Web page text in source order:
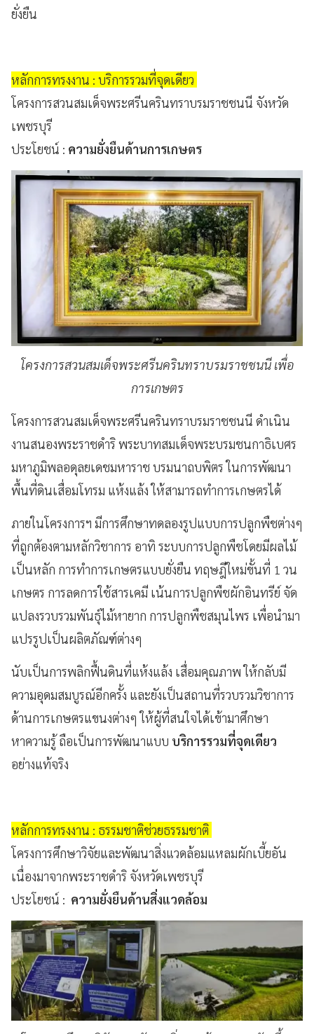
ยั่งยืน
หลักการทรงงาน : บริการรวมที่จุดเดียว
โครงการสวนสมเด็จพระศรีนครินทราบรมราชชนนี จังหวัด
เพชรบุรี
ประโยชน์ : ความยั่งยืนด้านการเกษตร
โครงการสวนสมเด็จพระศรีนครินทราบรมราชชนนี เพื่อ
การเกษตร
โครงการสวนสมเด็จพระศรีนครินทราบรมราชชนนี ดำเนิน
งานสนองพระราชดำริ พระบาทสมเด็จพระบรมชนกาธิเบศร
มหาภูมิพลอดุลยเดชมหาราช บรมนาถบพิตร ในการพัฒนา
พื้นที่ดินเสื่อมโทรม แห้งแล้ง ให้สามารถทำการเกษตรได้
ภายในโครงการฯ มีการศึกษาทดลองรูปแบบการปลูกพืชต่างๆ
ที่ถูกต้องตามหลักวิชาการ อาทิ ระบบการปลูกพืชโดยมีผลไม้
เป็นหลัก การทำการเกษตรแบบยั่งยืน ทฤษฎีใหม่ขั้นที่ 1 วน
เกษตร การลดการใช้สารเคมี เน้นการปลูกพืชผักอินทรีย์ จัด
แปลงรวบรวมพันธุ์ไม้หายาก การปลูกพืชสมุนไพร เพื่อนำมา
แปรรูปเป็นผลิตภัณฑ์ต่างๆ
นับเป็นการพลิกฟื้นดินที่แห้งแล้ง เสื่อมคุณภาพ ให้กลับมี
ความอุดมสมบูรณ์อีกครั้ง และยังเป็นสถานที่รวบรวมวิชาการ
ด้านการเกษตรแขนงต่างๆ ให้ผู้ที่สนใจได้เข้ามาศึกษา
หาความรู้ ถือเป็นการพัฒนาแบบ บริการรวมที่จุดเดียว
อย่างแท้จริง
หลักการทรงงาน : ธรรมชาติช่วยธรรมชาติ
โครงการศึกษาวิจัยและพัฒนาสิ่งแวดล้อมแหลมผักเบี้ยอัน
เนื่องมาจากพระราชดำริ จังหวัดเพชรบุรี
ประโยชน์ : ความยั่งยืนด้านสิ่งแวดล้อม